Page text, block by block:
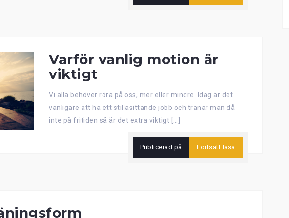
Varför vanlig motion är
viktigt
Vi alla behöver röra på oss, mer eller mindre. Idag är det
vanligare att ha ett stillasittande jobb och tränar man då
inte på fritiden så är det extra viktigt […]
Publicerad på Fortsätt läsa